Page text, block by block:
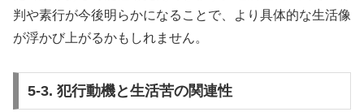
判や素行が今後明らかになることで、より具体的な生活像
が浮かび上がるかもしれません。
5-3. 犯行動機と生活苦の関連性